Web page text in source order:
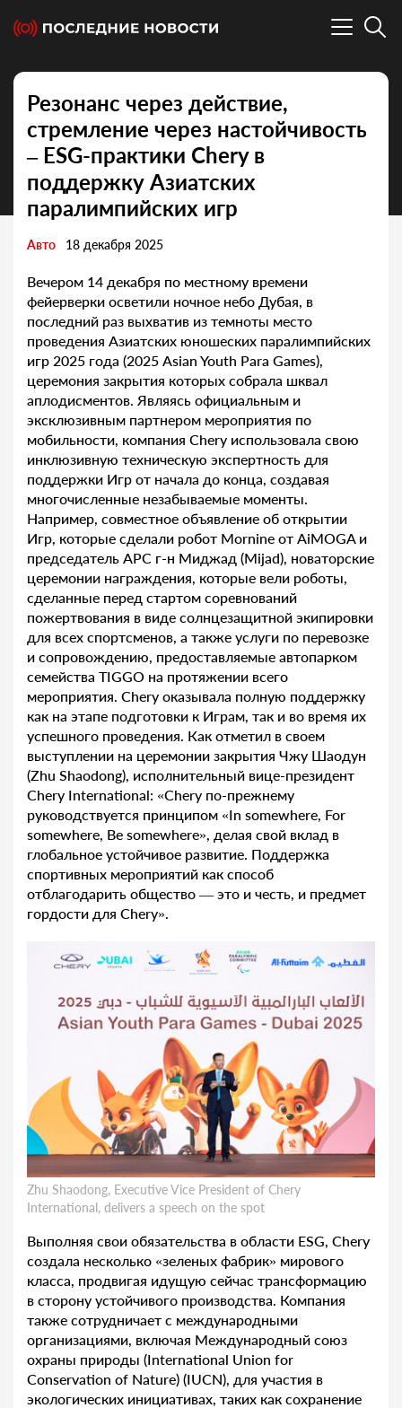
Резонанс через действие,
стремление через настойчивость
– ESG-практики Chery в
поддержку Азиатских
паралимпийских игр
Авто 18 декабря 2025
Вечером 14 декабря по местному времени
фейерверки осветили ночное небо Дубая, в
последний раз выхватив из темноты место
проведения Азиатских юношеских паралимпийских
игр 2025 года (2025 Asian Youth Para Games),
церемония закрытия которых собрала шквал
аплодисментов. Являясь официальным и
эксклюзивным партнером мероприятия по
мобильности, компания Chery использовала свою
инклюзивную техническую экспертность для
поддержки Игр от начала до конца, создавая
многочисленные незабываемые моменты.
Например, совместное объявление об открытии
Игр, которые сделали робот Mornine от AiMOGA и
председатель APC г-н Миджад (Mijad), новаторские
церемонии награждения, которые вели роботы,
сделанные перед стартом соревнований
пожертвования в виде солнцезащитной экипировки
для всех спортсменов, а также услуги по перевозке
и сопровождению, предоставляемые автопарком
семейства TIGGO на протяжении всего
мероприятия. Chery оказывала полную поддержку
как на этапе подготовки к Играм, так и во время их
успешного проведения. Как отметил в своем
выступлении на церемонии закрытия Чжу Шаодун
(Zhu Shaodong), исполнительный вице-президент
Chery International: «Chery по-прежнему
руководствуется принципом «In somewhere, For
somewhere, Be somewhere», делая свой вклад в
глобальное устойчивое развитие. Поддержка
спортивных мероприятий как способ
отблагодарить общество — это и честь, и предмет
гордости для Chery».
Zhu Shaodong, Executive Vice President of Chery
International, delivers a speech on the spot
Выполняя свои обязательства в области ESG, Chery
создала несколько «зеленых фабрик» мирового
класса, продвигая идущую сейчас трансформацию
в сторону устойчивого производства. Компания
также сотрудничает с международными
организациями, включая Международный союз
охраны природы (International Union for
Conservation of Nature) (IUCN), для участия в
экологических инициативах, таких как сохранение